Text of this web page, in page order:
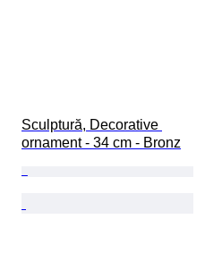
Sculptură, Decorative
ornament - 34 cm - Bronz